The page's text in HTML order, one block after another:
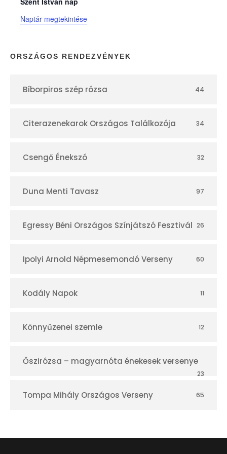
n
a
p
r
Naptár megtekintése
ORSZÁGOS RENDEZVÉNYEK
Bíborpiros szép rózsa 44
Citerazenekarok Országos Találkozója 34
Csengő Énekszó 32
Duna Menti Tavasz 97
Egressy Béni Országos Színjátszó Fesztivál 26
Ipolyi Arnold Népmesemondó Verseny 60
Kodály Napok 11
Könnyűzenei szemle 12
Őszirózsa – magyarnóta énekesek versenye
23
Tompa Mihály Országos Verseny 65